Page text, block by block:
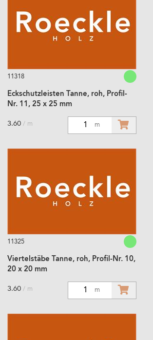
11318
Eckschutzleisten Tanne, roh, Profil-
Nr. 11, 25 x 25 mm
m
3.60 / m
11325
Viertelstäbe Tanne, roh, Profil-Nr. 10,
20 x 20 mm
m
3.60 / m